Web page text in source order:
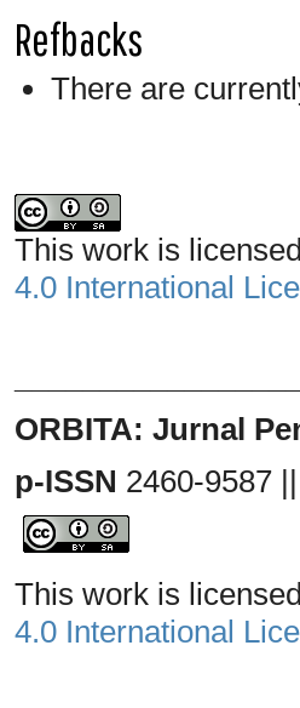
Refbacks
There are
This work is
4.0 International
ORBITA: Jurnal
p-ISSN 2460-9587 ||
This work is
4.0 International